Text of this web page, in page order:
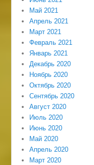
Май 2021
Апрель 2021
Март 2021
Февраль 2021
Январь 2021
Декабрь 2020
Ноябрь 2020
Октябрь 2020
Сентябрь 2020
Август 2020
Июль 2020
Июнь 2020
Май 2020
Апрель 2020
Март 2020